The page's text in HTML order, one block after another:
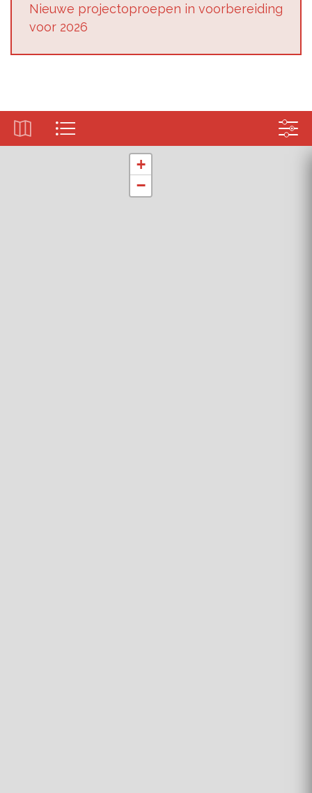
Nieu­we pro­jec­top­roe­pen in voor­be­rei­ding
voor 2026
+
−